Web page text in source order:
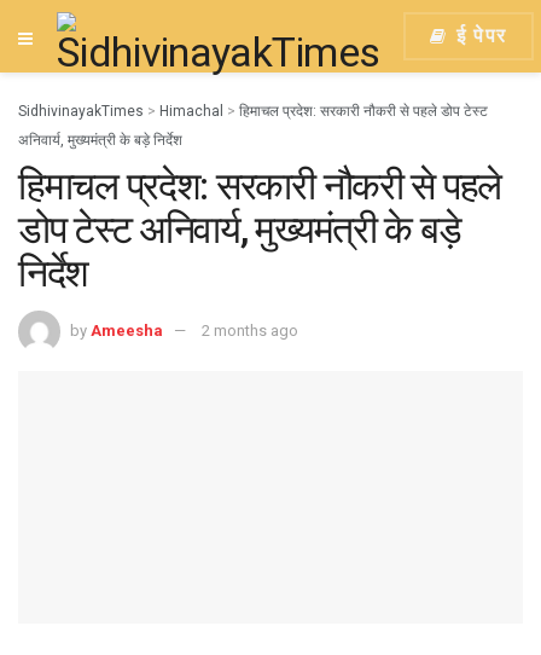
ई पेपर
SidhivinayakTimes > Himachal > हिमाचल प्रदेश: सरकारी नौकरी से पहले डोप टेस्ट
अनिवार्य, मुख्यमंत्री के बड़े निर्देश
हिमाचल प्रदेश: सरकारी नौकरी से पहले
डोप टेस्ट अनिवार्य, मुख्यमंत्री के बड़े
निर्देश
by Ameesha 2 months ago